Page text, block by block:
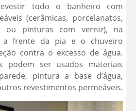
todo o banheiro com
(cerâmicas, porcelanatos,
ou pinturas com verniz), na
a frente da pia e o chuveiro
contra o excesso de água.
podem ser usados materiais
pintura a base d’água,
revestimentos permeáveis.